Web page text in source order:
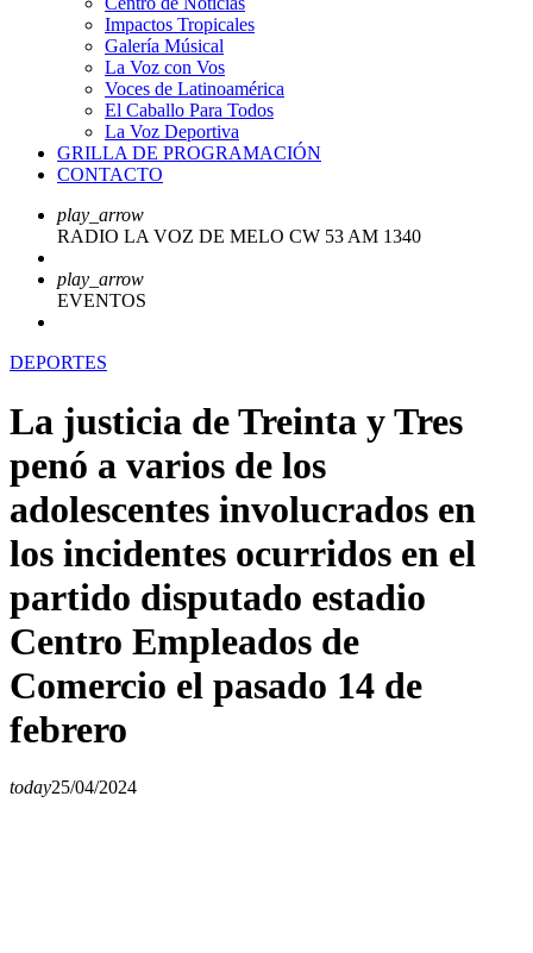
Impactos Tropicales
Galería Músical
La Voz con Vos
Voces de Latinoamérica
El Caballo Para Todos
La Voz Deportiva
GRILLA DE PROGRAMACIÓN
CONTACTO
play_arrow
RADIO LA VOZ DE MELO CW 53 AM 1340
play_arrow
EVENTOS
DEPORTES
La justicia de Treinta y Tres
penó a varios de los
adolescentes involucrados en
los incidentes ocurridos en el
partido disputado estadio
Centro Empleados de
Comercio el pasado 14 de
febrero
today25/04/2024